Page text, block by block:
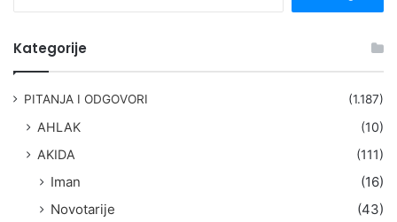
Kategorije
PITANJA I ODGOVORI (1.187)
AHLAK
(10)
AKIDA
(111)
Iman
(16)
Novotarije
(43)